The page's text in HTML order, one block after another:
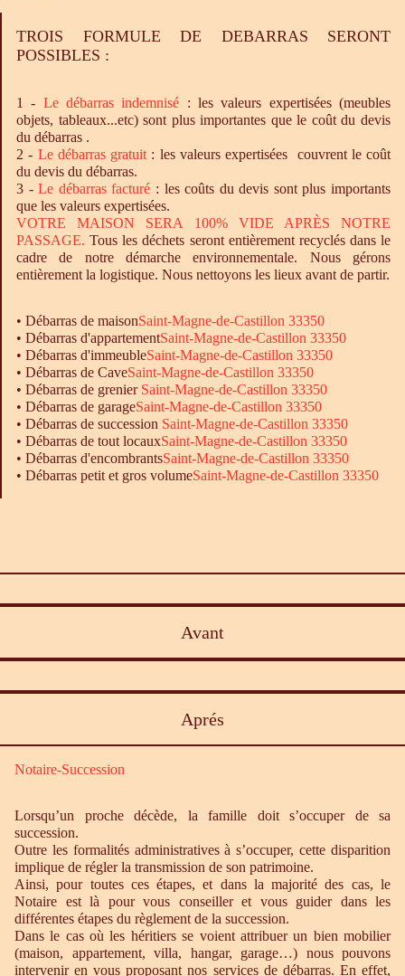
TROIS FORMULE DE DEBARRAS SERONT
POSSIBLES :
1 - Ledébarras indemnisé : les valeurs expertisées (meubles
objets, tableaux...etc) sont plus importantes que le coût du devis
du débarras .
2 - Le débarrasgratuit : les valeurs expertisées couvrent le coût
du devis du débarras.
3 -Le débarrasfacturé : les coûts du devis sont plus importants
que les valeurs expertisées.
VOTRE MAISON SERA 100% VIDE APRÈS NOTRE
PASSAGE. Tous les déchets seront entièrement recyclés dans le
cadre de notre démarche environnementale. Nous gérons
entièrement la logistique. Nous nettoyons les lieux avant de partir.
• Débarras de maisonSaint-Magne-de-Castillon 33350
• Débarras d'appartementSaint-Magne-de-Castillon 33350
• Débarras d'immeubleSaint-Magne-de-Castillon 33350
• Débarras de CaveSaint-Magne-de-Castillon 33350
• Débarras de grenier Saint-Magne-de-Castillon 33350
• Débarras de garageSaint-Magne-de-Castillon 33350
• Débarras de succession Saint-Magne-de-Castillon 33350
• Débarras de tout locauxSaint-Magne-de-Castillon 33350
• Débarras d'encombrantsSaint-Magne-de-Castillon 33350
• Débarras petit et gros volumeSaint-Magne-de-Castillon 33350
Avant
Aprés
Notaire-Succession
Lorsqu’un proche décède, la famille doit s’occuper de sa
succession.
Outre les formalités administratives à s’occuper, cette disparition
implique de régler la transmission de son patrimoine.
Ainsi, pour toutes ces étapes, et dans la majorité des cas, le
Notaire est là pour vous conseiller et vous guider dans les
différentes étapes du règlement de la succession.
Dans le cas où les héritiers se voient attribuer un bien mobilier
(maison, appartement, villa, hangar, garage…) nous pouvons
intervenir en vous proposant nos services de débarras. En effet,